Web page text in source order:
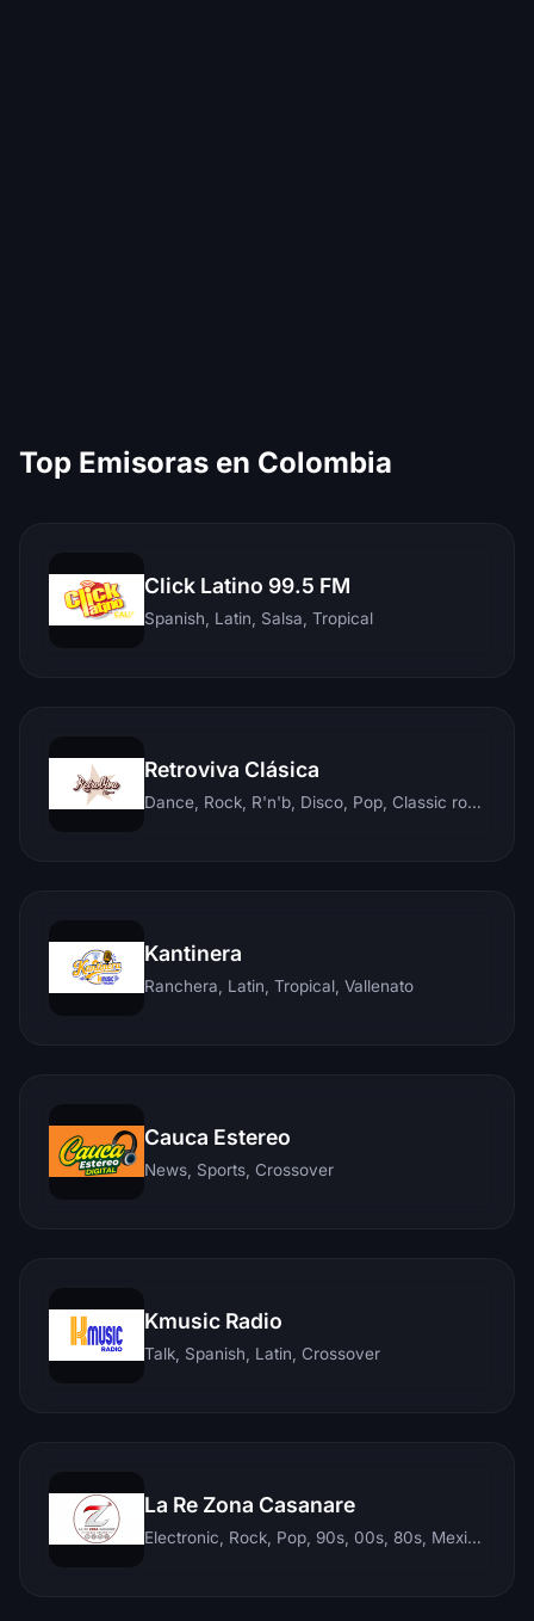
Top Emisoras en Colombia
Click Latino 99.5 FM
Spanish, Latin, Salsa, Tropical
Retroviva Clásica
Dance, Rock, R'n'b, Disco, Pop, Classic rock, Techno, Reggae
Kantinera
Ranchera, Latin, Tropical, Vallenato
Cauca Estereo
News, Sports, Crossover
Kmusic Radio
Talk, Spanish, Latin, Crossover
La Re Zona Casanare
Electronic, Rock, Pop, 90s, 00s, 80s, Mexican, Ranchera, Reggaeton, Instrumental, Salsa, Merengue, Tropical, Romantic, Vallenato, Llanera